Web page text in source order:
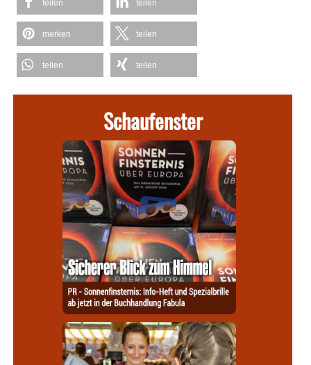
teilen teilen
merken teilen
teilen teilen
Schaufenster